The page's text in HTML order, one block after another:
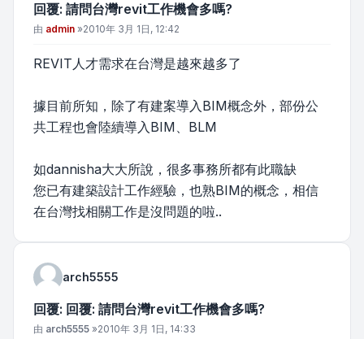
回覆: 請問台灣revit工作機會多嗎?
文章
由 admin »2010年 3月 1日, 12:42
REVIT人才需求在台灣是越來越多了
據目前所知，除了有建案導入BIM概念外，部份公
共工程也會陸續導入BIM、BLM
如dannisha大大所說，很多事務所都有此職缺
您已有建築設計工作經驗，也熟BIM的概念，相信
在台灣找相關工作是沒問題的啦..
arch5555
回覆: 回覆: 請問台灣revit工作機會多嗎?
文章
由 arch5555 »2010年 3月 1日, 14:33